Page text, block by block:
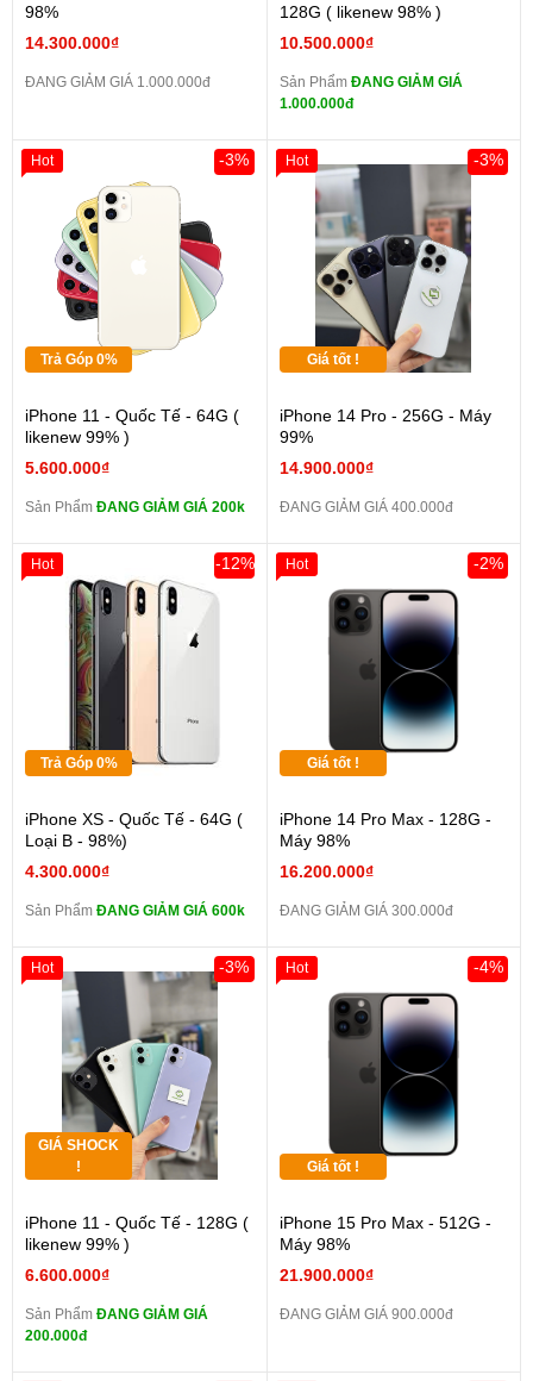
98%
14.300.000₫
ĐANG GIẢM GIÁ 1.000.000đ
128G ( likenew 98% )
10.500.000₫
Sản Phẩm ĐANG GIẢM GIÁ
1.000.000đ
Trả Góp 0%
iPhone 11 - Quốc Tế - 64G (
likenew 99% )
5.600.000₫
-3%
Sản Phẩm ĐANG GIẢM GIÁ 200k
Hot
Giá tốt !
iPhone 14 Pro - 256G - Máy
99%
14.900.000₫
-3%
ĐANG GIẢM GIÁ 400.000đ
Hot
Trả Góp 0%
iPhone XS - Quốc Tế - 64G (
Loại B - 98%)
4.300.000₫
-12%
Sản Phẩm ĐANG GIẢM GIÁ 600k
Hot
Giá tốt !
iPhone 14 Pro Max - 128G -
Máy 98%
16.200.000₫
-2%
ĐANG GIẢM GIÁ 300.000đ
Hot
GIÁ SHOCK
!
iPhone 11 - Quốc Tế - 128G (
likenew 99% )
6.600.000₫
-3%
Sản Phẩm ĐANG GIẢM GIÁ
200.000đ
Hot
Giá tốt !
iPhone 15 Pro Max - 512G -
Máy 98%
21.900.000₫
-4%
ĐANG GIẢM GIÁ 900.000đ
Hot